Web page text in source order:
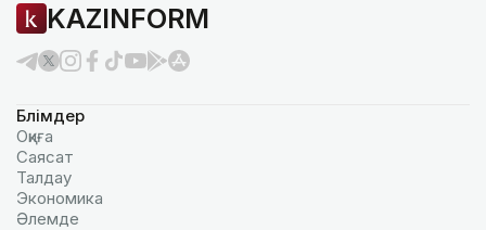
KAZINFORM
Бөлімдер
Оқиға
Саясат
Талдау
Экономика
Әлемде